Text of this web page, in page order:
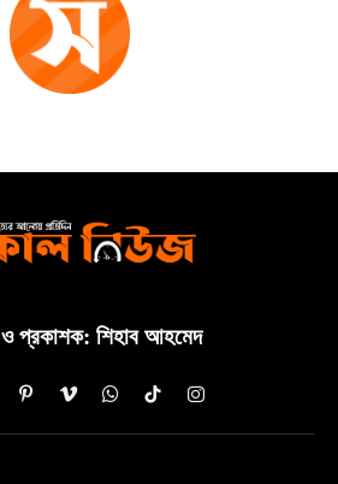
প্রকাশক: শিহাব আহমেদ
PinterestVimeoWhatsAppTikTokInstagram